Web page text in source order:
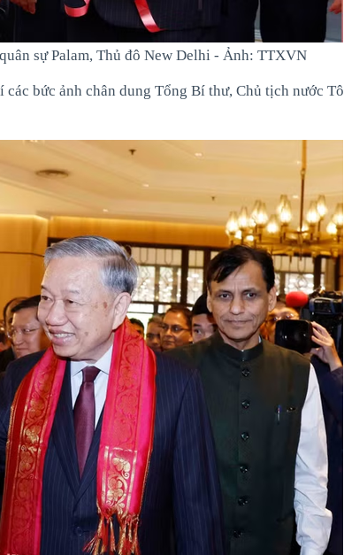
sự Palam, Thủ đô New Delhi - Ảnh: TTXVN
bức ảnh chân dung Tổng Bí thư, Chủ tịch nước Tô